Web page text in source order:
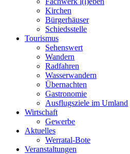
Kirchen
Bürgerhäuser
Schiedsstelle
Tourismus
Sehenswert
Wandern
Radfahren
Wasserwandern
Übernachten
Gastronomie
Ausflugsziele im Umland
Wirtschaft
Gewerbe
Aktuelles
Werratal-Bote
Veranstaltungen